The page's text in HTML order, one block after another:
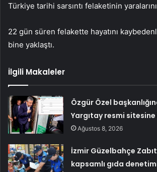
Türkiye tarihi sarsıntı felaketinin
22 gün süren felakette hayatını
bine yaklaştı.
İlgili Makaleler
Özgür Özel
Yargıtay resmi
Ağustos 8, 2026
İzmir Güzelbahçe
kapsamlı gıda